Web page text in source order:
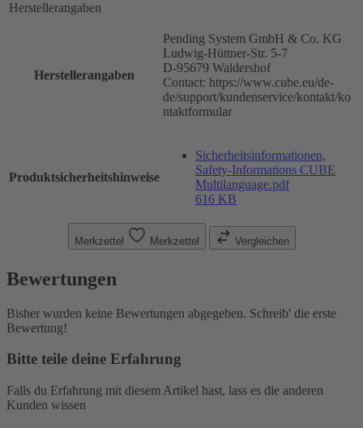
Herstellerangaben
Herstellerangaben
Pending System GmbH & Co. KG
Ludwig-Hüttner-Str. 5-7
D-95679 Waldershof
Contact: https://www.cube.eu/de-
de/support/kundenservice/kontakt/ko
ntaktformular
Produktsicherheitshinweise
Sicherheitsinformationen,
Safety-Informations CUBE
Multilanguage.pdf
616 KB
Merkzettel Merkzettel Vergleichen
Bewertungen
Bisher wurden keine Bewertungen abgegeben. Schreib' die erste
Bewertung!
Bitte teile deine Erfahrung
Falls du Erfahrung mit diesem Artikel hast, lass es die anderen
Kunden wissen